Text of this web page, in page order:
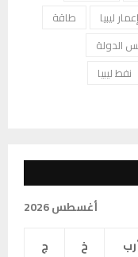
ليبيا
طاقة
الدولة
نفط ليبيا
أغسطس 2026
خ
ج